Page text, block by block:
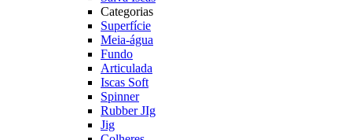
Categorias
Superfície
Meia-água
Fundo
Articulada
Iscas Soft
Spinner
Rubber JIg
Jig